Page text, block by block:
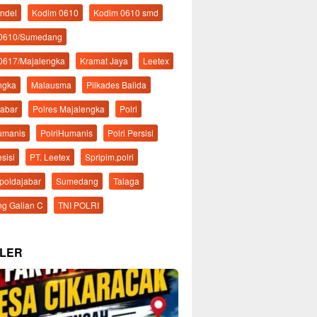
Kodim 0610
Kodim 0610 smd
Sumedang
Majalengka
Kramat Jaya
Leetex
Malausma
Pilkades Balida
Polres Majalengka
Polri
PolriHumanis
Polri Persisi
PT. Leetex
Spripim.polri
Sumedang
Talaga
Galian C
TNI POLRI